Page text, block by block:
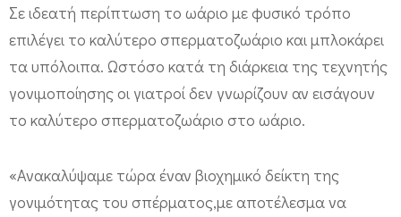
Σε ιδεατή περίπτωση το ωάριο με φυσικό τρόπο
επιλέγει το καλύτερο σπερματοζωάριο και μπλοκάρει
τα υπόλοιπα. Ωστόσο κατά τη διάρκεια της τεχνητής
γονιμοποίησης οι γιατροί δεν γνωρίζουν αν εισάγουν
το καλύτερο σπερματοζωάριο στο ωάριο.
«Ανακαλύψαμε τώρα έναν βιοχημικό δείκτη της
γονιμότητας του σπέρματος,με αποτέλεσμα να